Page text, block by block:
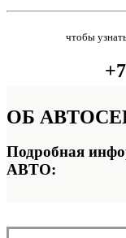
чтобы
ОБ
Подробная
АВТО: